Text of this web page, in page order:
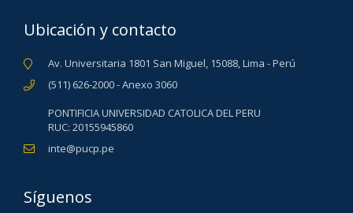
Ubicación y contacto
Av. Universitaria 1801 San Miguel, 15088, Lima - Perú
(511) 626-2000 - Anexo 3060
PONTIFICIA UNIVERSIDAD CATOLICA DEL PERU
RUC: 20155945860
inte@pucp.pe
Síguenos